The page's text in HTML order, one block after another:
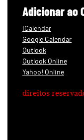
Adicionar ao
ICalendar
Google Calendar
Outlook
Outlook Online
Yahoo! Online
direitos